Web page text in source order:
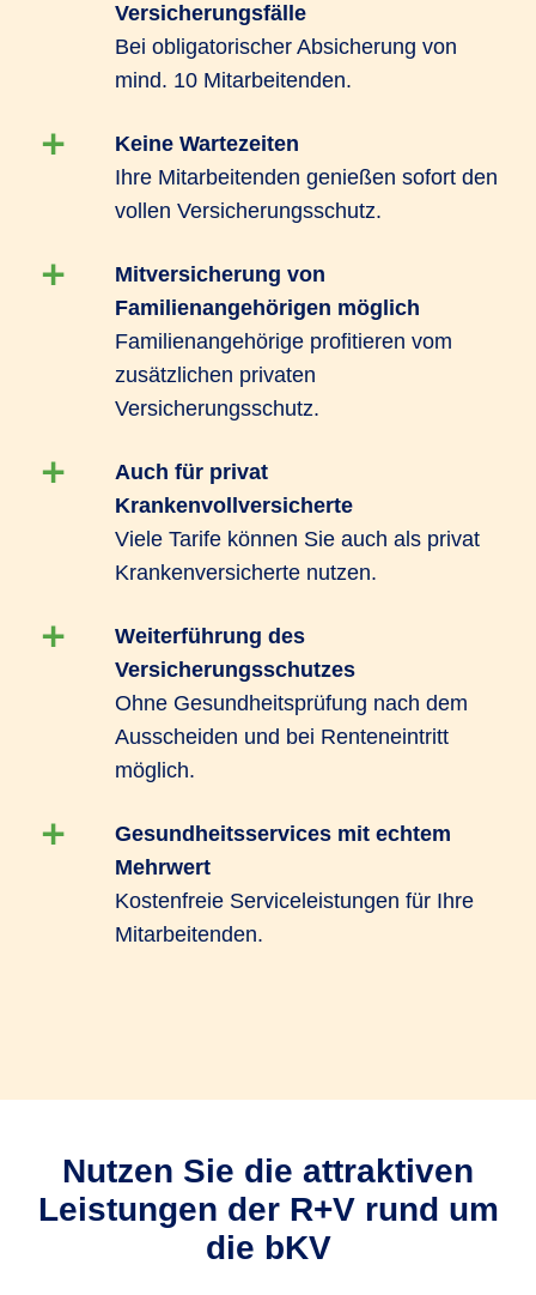
und Beitragsfreistellung in entgeltfreien Zeiten,
sind auch bereits laufende medizinische
Behandlungen im Versicherungsschutz
Mitarbeitenden die Versicherung ohne
Gesundheitsprüfung abschließen.
Schutz vor gravierenden finanziellen Lücken wie
zum Beispiel durch Leistungen für Zahnersatz
und Auslandsreisekrankenversicherung und
kann mit Hilfen zur schnellen Genesung
punkten. Daneben zeichnet es sich durch
Gesundheitsvorsorge wie Schutzimpfungen und
Zahnvorsorge aus.
Versicherungsfälle
Bei obligatorischer Absicherung von
mind. 10 Mitarbeitenden.
Keine Wartezeiten
Ihre Mitarbeitenden genießen sofort den
vollen Versicherungsschutz.
Mitversicherung von
Familienangehörigen möglich
Familienangehörige profitieren vom
zusätzlichen privaten
Versicherungsschutz.
Auch für privat
Krankenvollversicherte
Viele Tarife können Sie auch als privat
Krankenversicherte nutzen.
Weiterführung des
Versicherungsschutzes
Ohne Gesundheitsprüfung nach dem
Ausscheiden und bei Renteneintritt
möglich.
Gesundheitsservices mit echtem
Mehrwert
Kostenfreie Serviceleistungen für Ihre
Mitarbeitenden.
Nutzen Sie die attraktiven
Leistungen der R+V rund um
die bKV